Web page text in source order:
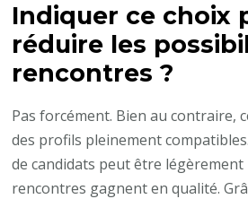
Indiquer ce choix
réduire les
rencontres ?
Pas forcément. Bien au contraire,
des profils pleinement
de candidats peut être légèrement
rencontres gagnent en qualité.